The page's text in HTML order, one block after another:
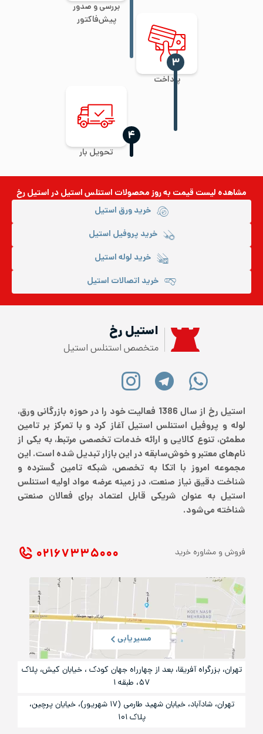
بررسی و صدور
پیش‌فاکتور
پرداخت
‍۳
تحویل بار
‍۴
مشاهده لیست قیمت به روزمحصولات استنلس استیلدر استیل رخ
خرید ورق استیل
خرید پروفیل استیل
خرید لوله استیل
خرید اتصالات استیل
استیل رخ
متخصص استنلس استیل
استیل رخ از سال 1386 فعالیت خود را در حوزه بازرگانی ورق،
لوله و پروفیل استنلس استیل آغاز کرد و با تمرکز بر تامین
مطمئن، تنوع کالایی و ارائه خدمات تخصصی مرتبط، به یکی از
نام‌های معتبر و خوش‌سابقه در این بازار تبدیل شده است. این
مجموعه امروز با اتکا به تخصص، شبکه تامین گسترده و
شناخت دقیق نیاز صنعت، در زمینه عرضه مواد اولیه استنلس
استیل به عنوان شریکی قابل اعتماد برای فعالان صنعتی
شناخته می‌شود.
فروش و مشاوره خرید ۰۲۱ ۶۷۳۳۵۰۰۰
مسیریابی
تهران، بزرگراه آفریقا، بعد از چهارراه جهان کودک ، خیابان کیش، پلاک
۵۷، طبقه ۱
تهران، شادآباد، خیابان شهید طارمی (۱۷ شهریور)، خیایان پرچین،
پلاک ۱۰۱